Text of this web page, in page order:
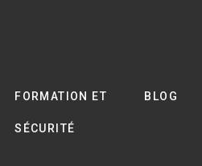
FORMATION ET
SÉCURITÉ
BLOG